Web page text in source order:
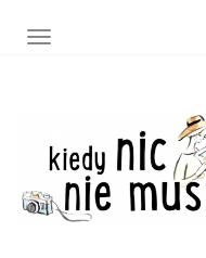
TOGGLE NAVIGATION